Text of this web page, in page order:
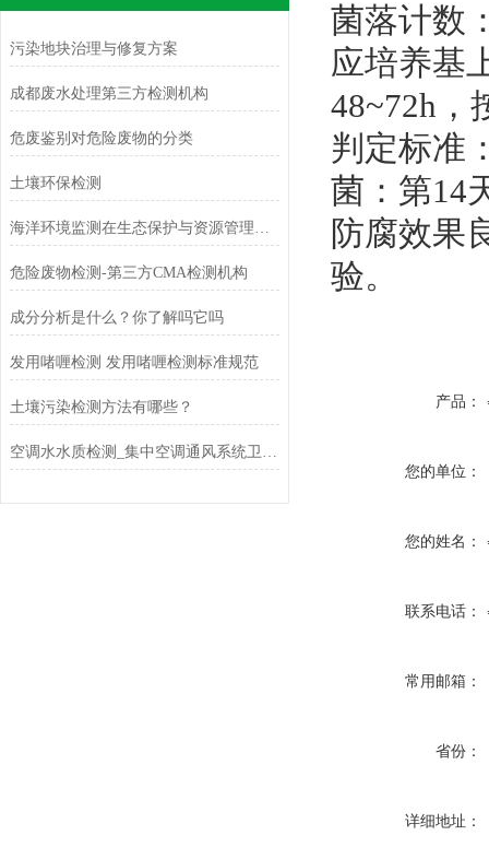
污染地块治理与修复方案
成都废水处理第三方检测机构
危废鉴别对危险废物的分类
土壤环保检测
海洋环境监测在生态保护与资源管理中的关键作用
危险废物检测-第三方CMA检测机构
成分分析是什么？你了解吗它吗
发用啫喱检测 发用啫喱检测标准规范
土壤污染检测方法有哪些？
空调水水质检测_集中空调通风系统卫生检测
菌落计数
应培养基
48~72h，
判定标准
菌：第14
防腐效果
验。
产品：
您的单位：
您的姓名：
联系电话：
常用邮箱：
省份：
详细地址：